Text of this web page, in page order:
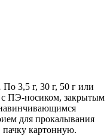
По 3,5 г, 30 г, 50 г или
с ПЭ-носиком, закрытым
для прокалывания
картонную.